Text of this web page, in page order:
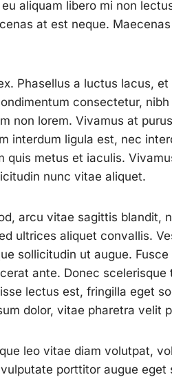
aliquam libero mi non
at est neque.
Phasellus a luctus lacus,
consectetur,
non lorem. Vivamus at
interdum ligula est, nec
quis metus et iaculis.
nunc vitae aliquet.
arcu vitae sagittis blandit,
ultrices aliquet convallis.
sollicitudin ut augue.
ante. Donec
lectus est, fringilla eget
dolor, vitae pharetra velit
leo vitae diam volutpat,
porttitor augue